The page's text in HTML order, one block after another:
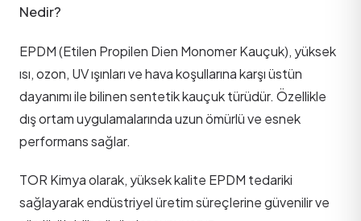
Nedir?
EPDM (Etilen Propilen Dien MonomerKauçuk), yüksek
ısı, ozon, UV ışınları ve hava koşullarına karşı üstün
dayanımı ile bilinen sentetik kauçuk türüdür. Özellikle
dış ortam uygulamalarında uzun ömürlü ve esnek
performans sağlar.
TOR Kimya olarak, yüksek kalite EPDM tedariki
sağlayarak endüstriyel üretim süreçlerine güvenilir ve